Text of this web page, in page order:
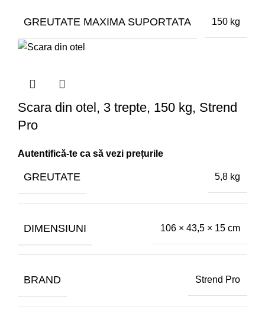
GREUTATE MAXIMA SUPORTATA 150 kg
Scara din otel, 3 trepte, 150 kg, Strend
Pro
GREUTATE 5,8 kg
DIMENSIUNI 106 × 43,5 × 15 cm
BRAND Strend Pro